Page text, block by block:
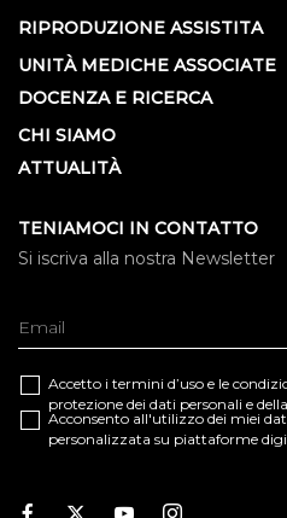
RIPRODUZIONE ASSISTITA
UNITÀ MEDICHE ASSOCIATE
DOCENZA E RICERCA
CHI SIAMO
ATTUALITÀ
TENIAMOCI IN CONTATTO
Si iscriva alla nostra Newsletter
Accetto i termini d’uso e le
protezione dei dati personali e
Acconsento all'utilizzo dei miei
personalizzata su piattaforme